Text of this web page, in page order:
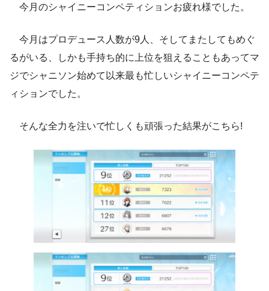
今月のシャイニーコンペティションお疲れ様でした。
今月はプロデュース人数が9人、そしてまたしてもめぐ
るがいる、しかも手持ち的に上位を狙えることもあってマ
ジでシャニソン始めて以来最も忙しいシャイニーコンペテ
ィションでした。
そんな全力を注いで忙しくも頑張った結果がこちら!